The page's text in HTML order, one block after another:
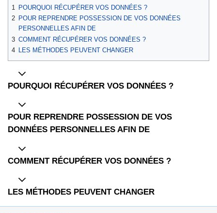
1 POURQUOI RÉCUPÉRER VOS DONNÉES ?
2 POUR REPRENDRE POSSESSION DE VOS DONNÉES
PERSONNELLES AFIN DE
3 COMMENT RÉCUPÉRER VOS DONNÉES ?
4 LES MÉTHODES PEUVENT CHANGER
POURQUOI RÉCUPÉRER VOS DONNÉES ?
POUR REPRENDRE POSSESSION DE VOS
DONNÉES PERSONNELLES AFIN DE
COMMENT RÉCUPÉRER VOS DONNÉES ?
LES MÉTHODES PEUVENT CHANGER